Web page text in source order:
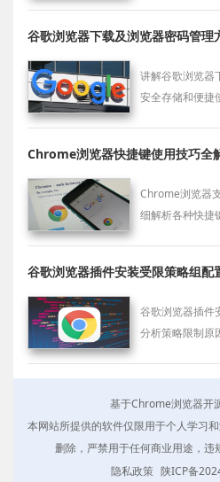
谷歌浏览器下载及浏览器密码管理
讲解谷歌浏览器
安全存储和便捷
Chrome浏览器快捷键使用技巧全
Chrome浏览器
细解析各种快捷
谷歌浏览器插件安装受限策略组配
谷歌浏览器插件
分析策略限制原
基于Chrome浏览器开
本网站所提供的软件仅限用于个人学习
删除，严禁用于任何商业用途，违
隐私政策 陕ICP备